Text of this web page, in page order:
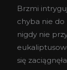
Brzmi
chyba nie do
nigdy nie
się